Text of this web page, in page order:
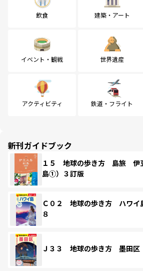
飲食 建築・アート
イベント・観戦 世界遺産
アクティビティ 鉄道・フライト
新刊ガイドブック
１５ 地球の歩き方 島旅 伊
島①）３訂版
Ｃ０２ 地球の歩き方 ハワイ
８
Ｊ３３ 地球の歩き方 墨田区